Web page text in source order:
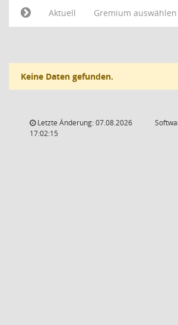
Aktuell
Gremium auswählen
Keine Daten gefunden.
Letzte Änderung: 07.08.2026
17:02:15